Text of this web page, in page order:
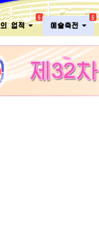
의 업적
5
예술축전
5